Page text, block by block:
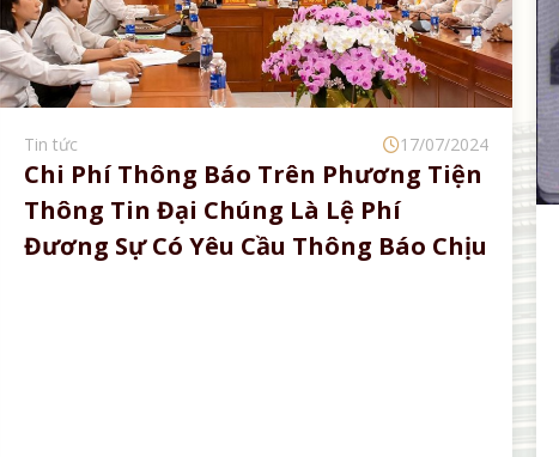
Tin tức 17/07/2024
Chi Phí Thông Báo Trên Phương Tiện
Thông Tin Đại Chúng Là Lệ Phí
Đương Sự Có Yêu Cầu Thông Báo Chịu